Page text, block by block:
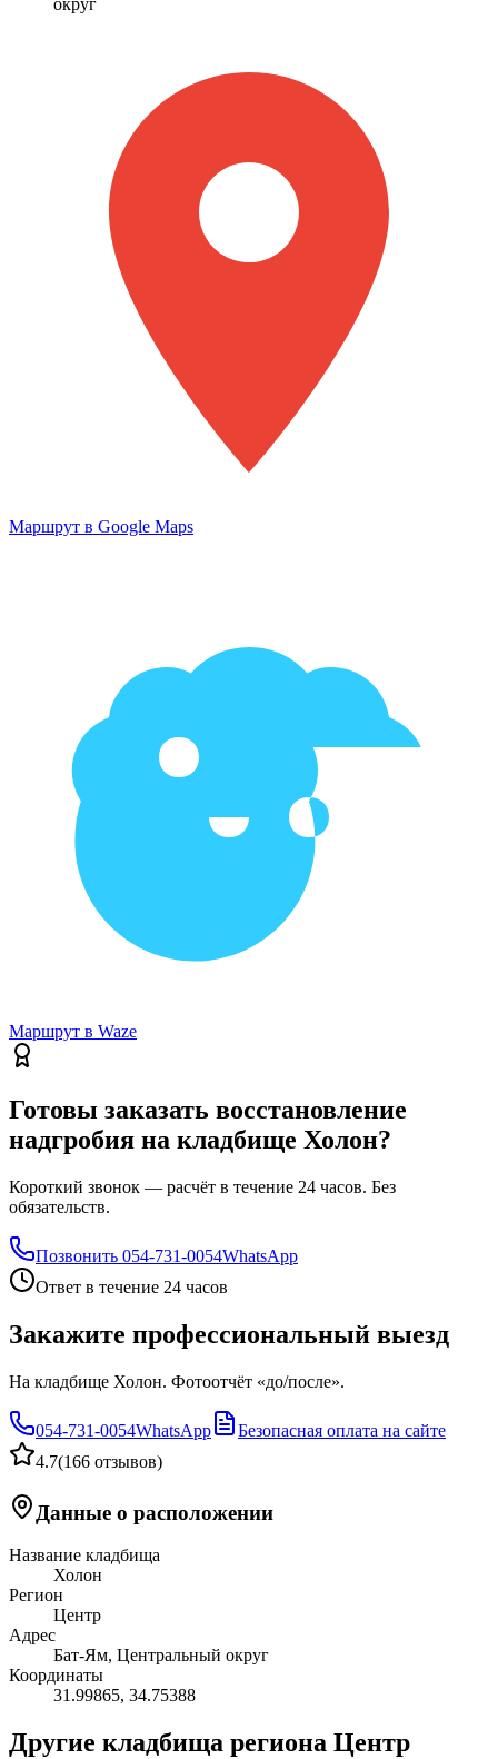
округ
Маршрут в Google Maps
Маршрут в Waze
Готовы заказать восстановление
надгробия на кладбище Холон?
Короткий звонок — расчёт в течение 24 часов. Без
обязательств.
Позвонить 054-731-0054WhatsApp
Ответ в течение 24 часов
Закажите профессиональный выезд
На кладбище Холон. Фотоотчёт «до/после».
054-731-0054WhatsApp
Безопасная оплата на сайте
4.7(166 отзывов)
Данные о расположении
Название кладбища
Холон
Регион
Центр
Адрес
Бат-Ям, Центральный округ
Координаты
31.99865, 34.75388
Другие кладбища региона Центр